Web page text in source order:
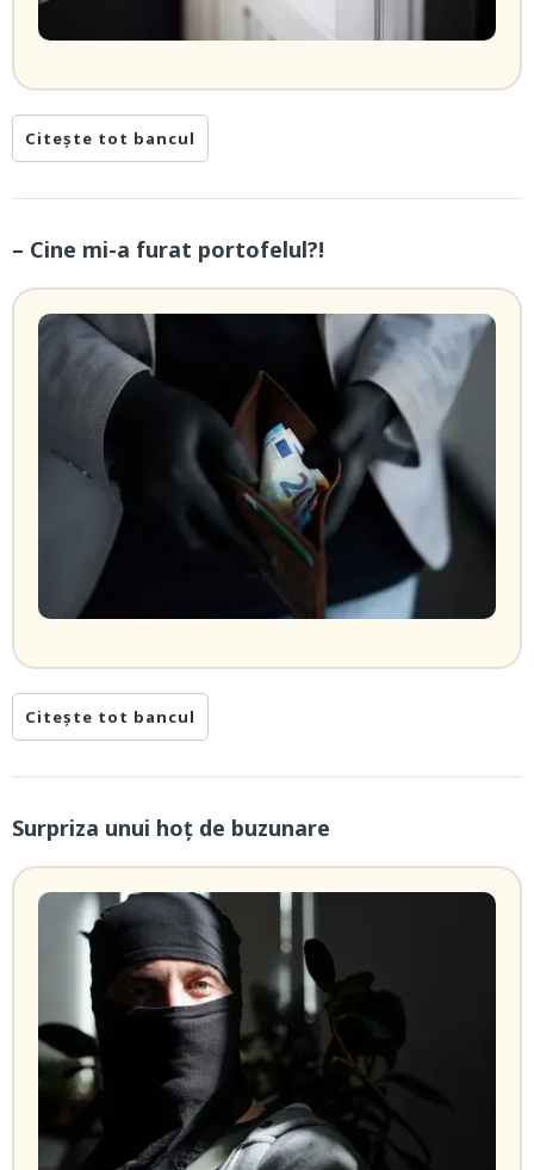
Citește tot bancul
– Cine mi-a furat portofelul?!
Citește tot bancul
Surpriza unui hoţ de buzunare